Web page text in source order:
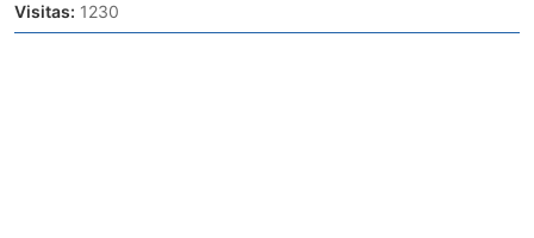
Visitas: 1230